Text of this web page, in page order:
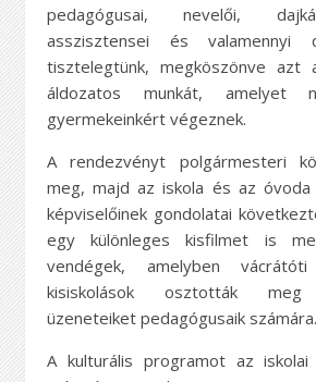
pedagógusai, nevelői,
asszisztensei és valamennyi
tisztelegtünk, megköszönve azt
áldozatos munkát, amelyet
gyermekeinkért végeznek.
A rendezvényt polgármesteri
meg, majd az iskola és az óvoda
képviselőinek gondolatai
egy különleges kisfilmet is
vendégek, amelyben
kisiskolások osztották meg
üzeneteiket pedagógusaik számára.
A kulturális programot az